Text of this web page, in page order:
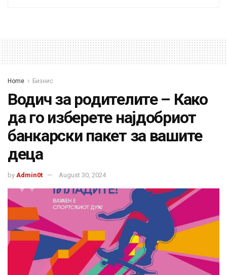
Home Бизнис
Водич за родителите – Како
да го изберете најдобриот
банкарски пакет за вашите
деца
by Admin0t August 30, 2024